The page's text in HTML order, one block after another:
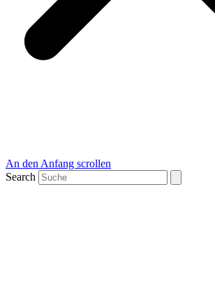
An den Anfang scrollen
Search